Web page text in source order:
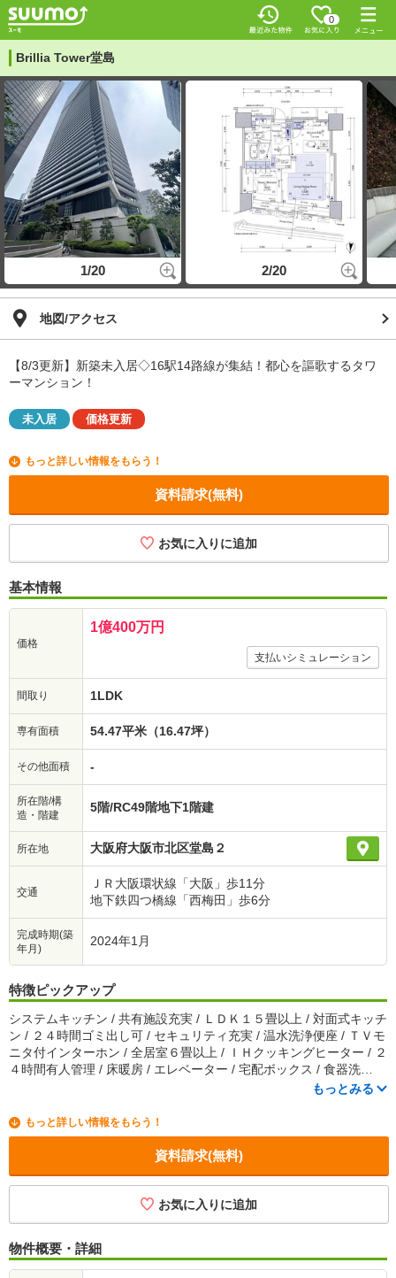
0
Brillia Tower堂島
1/20 2/20
地図/アクセス
【8/3更新】新築未入居◇16駅14路線が集結！都心を謳歌するタワ
ーマンション！
未入居 価格更新
もっと詳しい情報をもらう！
資料請求(無料)
お気に入りに追加
基本情報
価格
1億400万円
支払いシミュレーション
間取り 1LDK
専有面積 54.47平米（16.47坪）
その他面積 -
所在階/構
造・階建
5階/RC49階地下1階建
所在地 大阪府大阪市北区堂島２
交通
ＪＲ大阪環状線「大阪」歩11分
地下鉄四つ橋線「西梅田」歩6分
完成時期(築
年月)
2024年1月
特徴ピックアップ
システムキッチン / 共有施設充実 / ＬＤＫ１５畳以上 / 対面式キッチ
ン / ２４時間ゴミ出し可 / セキュリティ充実 / 温水洗浄便座 / ＴＶモ
ニタ付インターホン / 全居室６畳以上 / ＩＨクッキングヒーター / ２
４時間有人管理 / 床暖房 / エレベーター / 宅配ボックス / 食器洗…
もっとみる
もっと詳しい情報をもらう！
資料請求(無料)
お気に入りに追加
物件概要・詳細